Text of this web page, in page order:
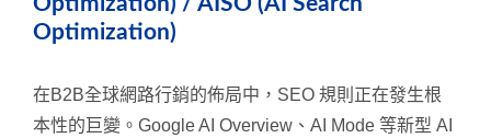
Optimization)
在B2B全球網路行銷的佈局中，SEO 規則正在發生根
本性的巨變。Google AI Overview、AI Mode 等新型 AI